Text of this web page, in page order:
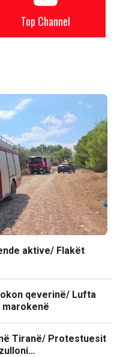
Top Channel
aktive/ Flakët
qeverinë/ Lufta
Tiranë/ Protestuesit